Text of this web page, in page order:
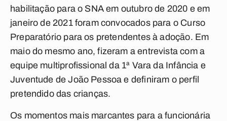
habilitação para o SNA em outubro de 2020 e em
janeiro de 2021 foram convocados para o Curso
Preparatório para os pretendentes à adoção. Em
maio do mesmo ano, fizeram a entrevista com a
equipe multiprofissional da 1ª Vara da Infância e
Juventude de João Pessoa e definiram o perfil
pretendido das crianças.
Os momentos mais marcantes para a funcionária